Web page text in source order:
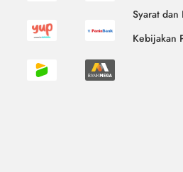
Syarat dan
Kebijakan